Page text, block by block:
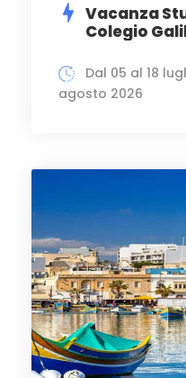
Vacanza
Colegio
Dal 05 al 18
agosto 2026